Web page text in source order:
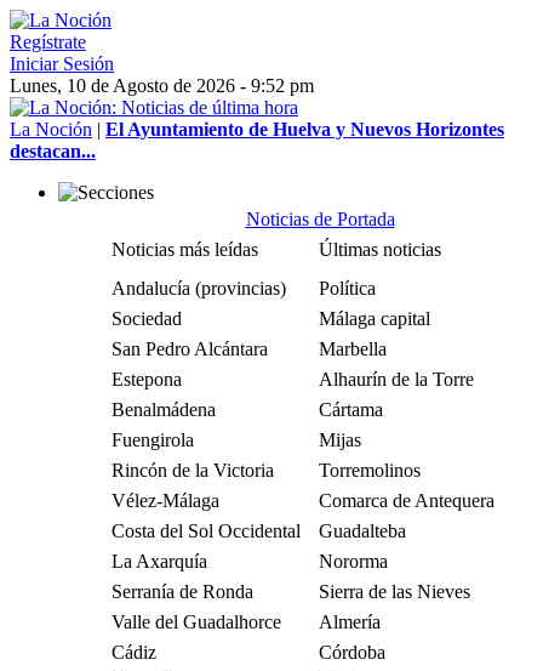
Regístrate
Iniciar Sesión
Lunes, 10 de Agosto de 2026 - 9:52 pm
La Noción | El Ayuntamiento de Huelva y Nuevos Horizontes
destacan...
Noticias de Portada
Noticias más leídas
Últimas noticias
Andalucía (provincias)
Política
Sociedad
Málaga capital
San Pedro Alcántara
Marbella
Estepona
Alhaurín de la Torre
Benalmádena
Cártama
Fuengirola
Mijas
Rincón de la Victoria
Torremolinos
Vélez-Málaga
Comarca de Antequera
Costa del Sol Occidental
Guadalteba
La Axarquía
Nororma
Serranía de Ronda
Sierra de las Nieves
Valle del Guadalhorce
Almería
Cádiz
Córdoba